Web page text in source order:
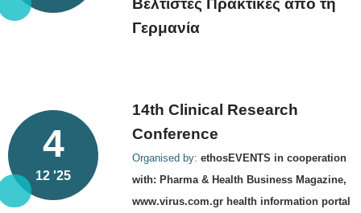
Βέλτιστες Πρακτικές από τη
Γερμανία
4
12 '25
14th Clinical Research
Conference
Organised by: ethosEVENTS in cooperation
with: Pharma & Health Business Magazine,
www.virus.com.gr health information portal